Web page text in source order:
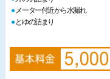
メーター付近から水漏れ
とゆの詰まり